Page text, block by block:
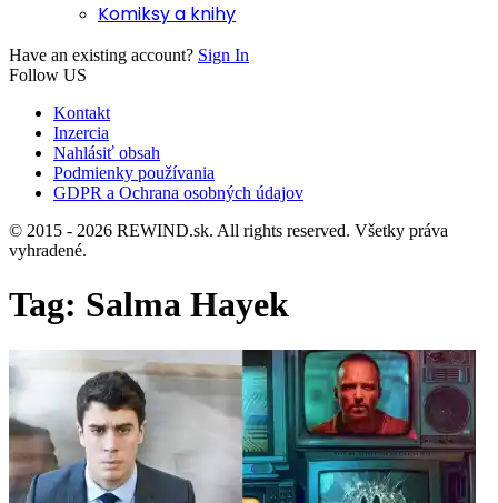
Komiksy a knihy
Have an existing account? Sign In
Follow US
Kontakt
Inzercia
Nahlásiť obsah
Podmienky používania
GDPR a Ochrana osobných údajov
© 2015 - 2026 REWIND.sk. All rights reserved. Všetky práva
vyhradené.
Tag: Salma Hayek